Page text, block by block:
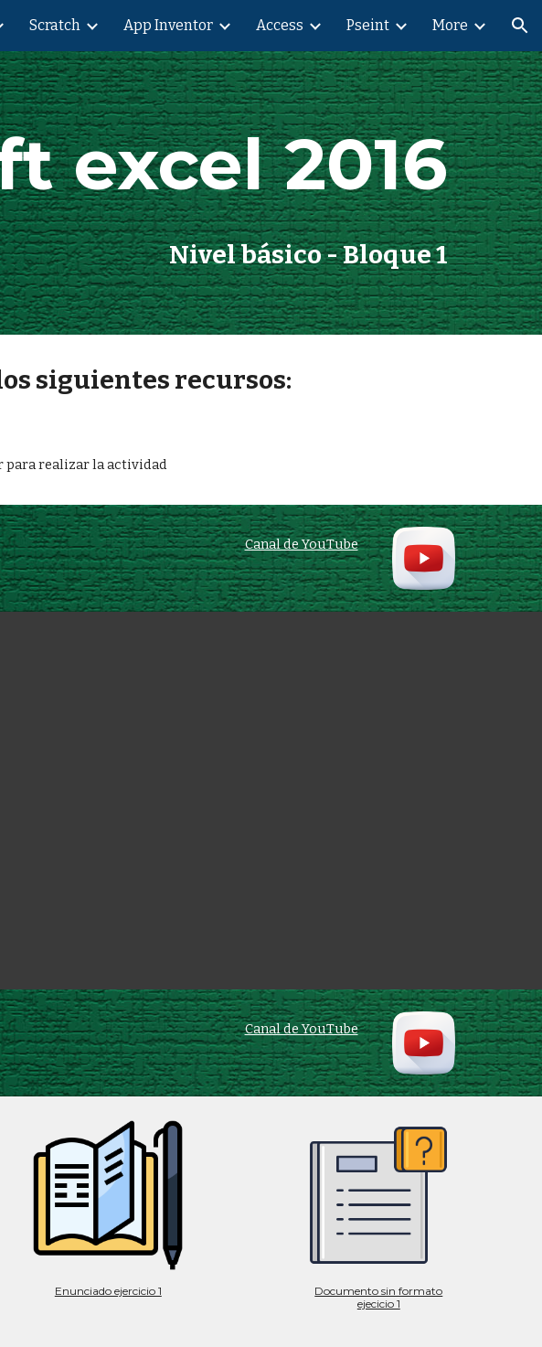
Skip to navigation
Scratch App Inventor Access Pseint More
excel 2016
Nivel básico - Bloque 1
siguientes recursos:
para realizar la actividad
Canal de YouTube
Canal de YouTube
Enunciado ejercicio 1
Documento sin formato
ejecicio 1